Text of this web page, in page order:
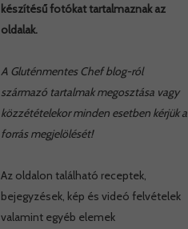
készítésű fotókat tartalmaznak az
oldalak.
A Gluténmentes Chef blog-ról
származó tartalmak megosztása vagy
közzétételekor minden esetben kérjük a
forrás megjelölését!
Az oldalon található receptek,
bejegyzések, kép és videó felvételek
valamint egyéb elemek